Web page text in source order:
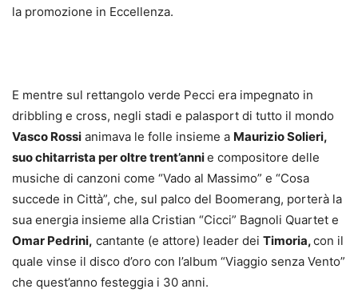
la promozione in Eccellenza.
E mentre sul rettangolo verde Pecci era impegnato in
dribbling e cross, negli stadi e palasport di tutto il mondo
Vasco Rossi animava le folle insieme a Maurizio Solieri,
suo chitarrista per oltre trent’annie compositore delle
musiche di canzoni come “Vado al Massimo” e “Cosa
succede in Città”, che, sul palco del Boomerang, porterà la
sua energia insieme alla Cristian “Cicci” Bagnoli Quartet e
Omar Pedrini, cantante (e attore) leader dei Timoria,con il
quale vinse il disco d’oro con l’album “Viaggio senza Vento”
che quest’anno festeggia i 30 anni.